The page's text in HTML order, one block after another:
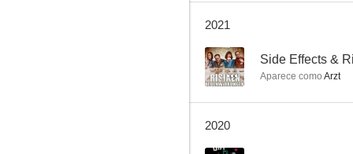
2021
-- Side Effects &
Aparece como Arzt
2020